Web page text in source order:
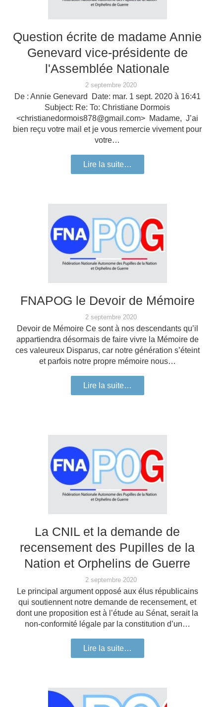
Question écrite de madame Annie
Genevard vice-présidente de
l'Assemblée Nationale
2 septembre 2020
De : Annie Genevard Date: mar. 1 sept. 2020 à 16:41
Subject: Re: To: Christiane Dormois
<christianedormois878@gmail.com> Madame, J’ai
bien reçu votre mail et je vous remercie vivement pour
votre…
Lire la suite…
FNAPOG le Devoir de Mémoire
2 septembre 2020
Devoir de Mémoire Ce sont à nos descendants qu’il
appartiendra désormais de faire vivre la Mémoire de
ces valeureux Disparus, car notre génération s’éteint
et parfois notre propre mémoire nous…
Lire la suite…
La CNIL et la demande de
recensement des Pupilles de la
Nation et Orphelins de Guerre
2 septembre 2020
Le principal argument opposé aux élus républicains
qui soutiennent notre demande de recensement, et
dont une proposition est à l’étude au Sénat, serait la
non-conformité légale par la constitution d’un…
Lire la suite…